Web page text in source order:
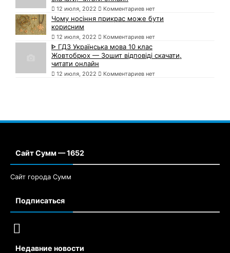
12 июля, 2022 Комментариев нет
Чому носіння прикрас може бути
корисним
12 июля, 2022 Комментариев нет
ᐈ ГДЗ Українська мова 10 клас
Жовтобрюх — Зошит відповіді скачати,
читати онлайн
12 июля, 2022 Комментариев нет
Сайт Сумм — 1652
Сайт города Сумм
Подписаться
Недавние новости